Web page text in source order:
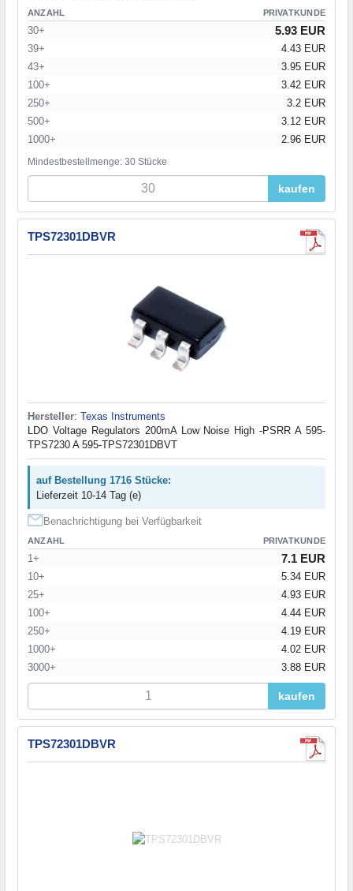
ANZAHL PRIVATKUNDE
30+ 5.93 EUR
39+
4.43 EUR
43+
3.95 EUR
100+
3.42 EUR
250+
3.2 EUR
500+
3.12 EUR
1000+
2.96 EUR
Mindestbestellmenge: 30 Stücke
kaufen
TPS72301DBVR
Hersteller: Texas Instruments
LDO Voltage Regulators 200mA Low Noise High -PSRR A 595-
TPS7230 A 595-TPS72301DBVT
auf Bestellung 1716 Stücke:
Lieferzeit 10-14 Tag (e)
Benachrichtigung bei Verfügbarkeit
ANZAHL PRIVATKUNDE
1+ 7.1 EUR
10+
5.34 EUR
25+
4.93 EUR
100+
4.44 EUR
250+
4.19 EUR
1000+
4.02 EUR
3000+
3.88 EUR
kaufen
TPS72301DBVR